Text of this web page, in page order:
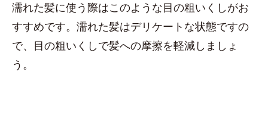
濡れた髪に使う際はこのような目の粗いくしがお
すすめです。濡れた髪はデリケートな状態ですの
で、目の粗いくしで髪への摩擦を軽減しましょ
う。